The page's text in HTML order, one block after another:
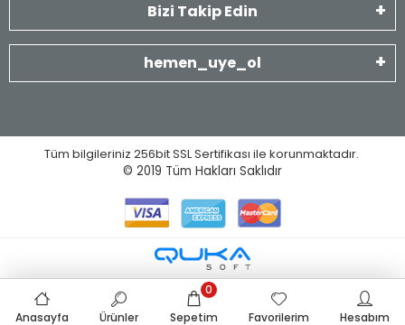
Bizi Takip Edin
hemen_uye_ol
Tüm bilgileriniz 256bit SSL Sertifikası ile korunmaktadır.
© 2019 Tüm Hakları Saklıdır
Anasayfa Ürünler Sepetim
0
Favorilerim
Hesabım